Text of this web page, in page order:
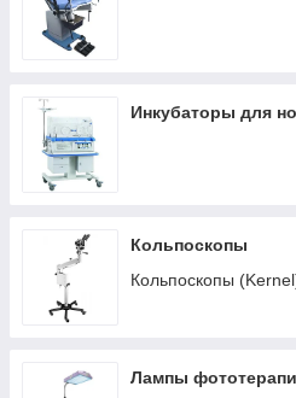
Инкубаторы для
Кольпоскопы
Кольпоскопы
Лампы